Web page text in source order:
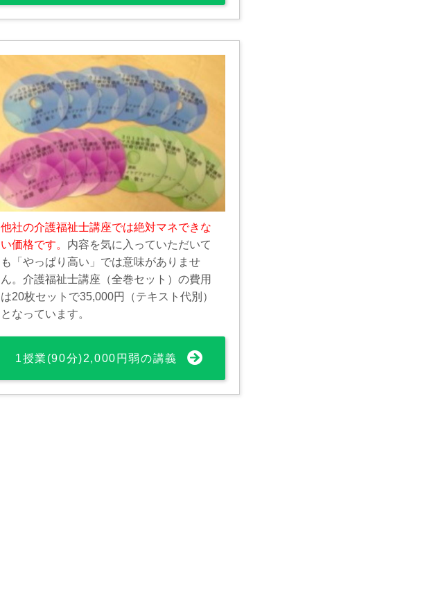
他社の介護福祉士講座では絶対マネできな
い価格です。 内容を気に入っていただいて
も「やっぱり高い」では意味がありませ
ん。介護福祉士講座（全巻セット）の費用
は20枚セットで35,000円（テキスト代別）
となっています。
1授業(90分)2,000円弱の講義